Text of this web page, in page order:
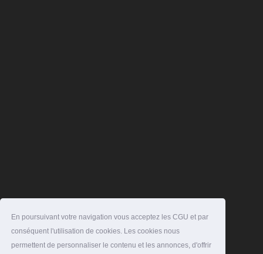
En poursuivant votre navigation vous acceptez les CGU et par
conséquent l'utilisation de cookies. Les cookies nous
permettent de personnaliser le contenu et les annonces, d'offrir